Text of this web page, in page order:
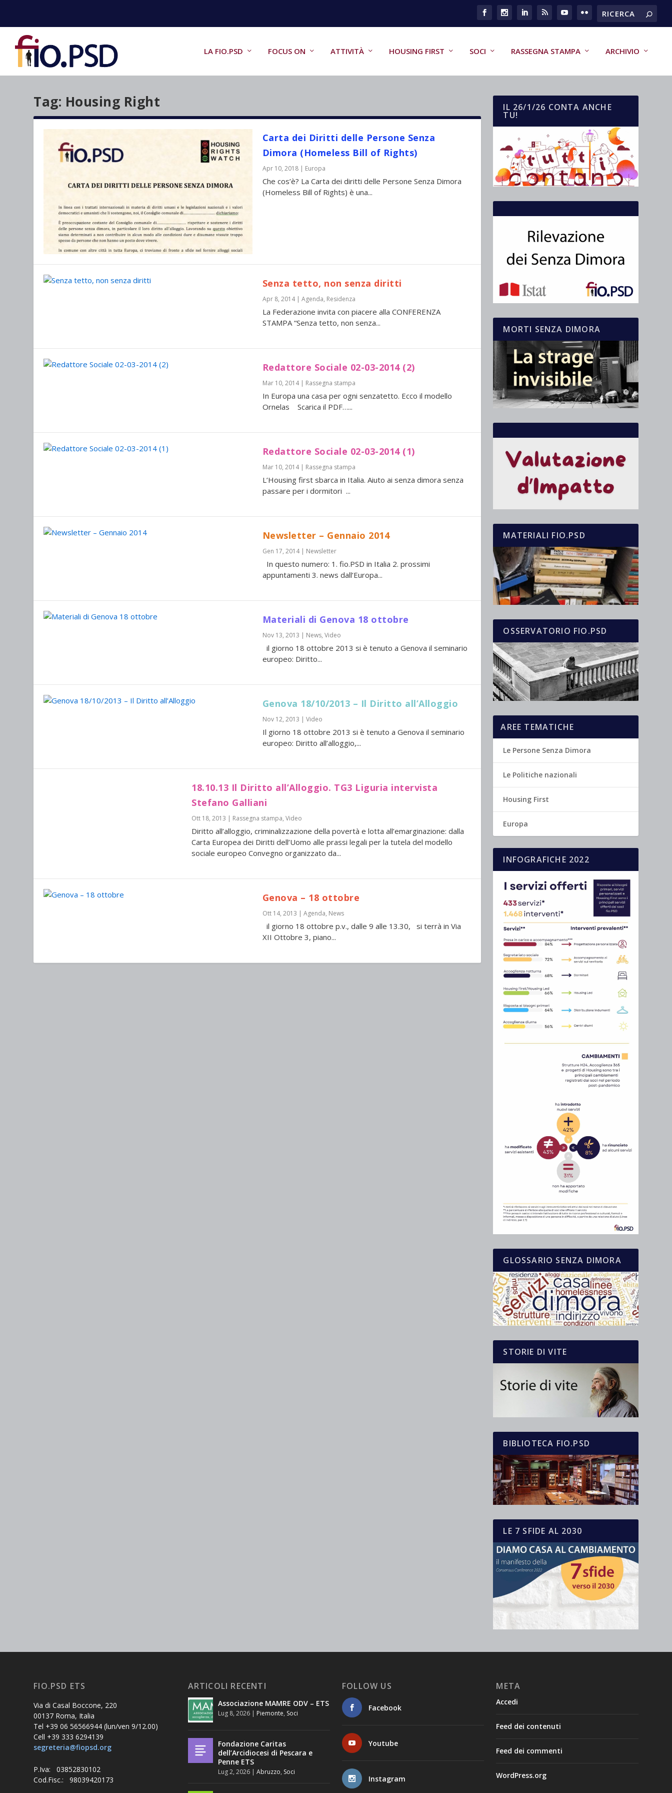
LA FIO.PSD FOCUS ON ATTIVITÀ HOUSING FIRST SOCI RASSEGNA STAMPA ARCHIVIO
Tag: Housing Right
Carta dei Diritti delle Persone Senza
Dimora (Homeless Bill of Rights)
Apr 10, 2018| Europa
Che cos’è? La Carta dei diritti delle Persone Senza Dimora
(Homeless Bill of Rights) è una...
Senza tetto, non senza diritti
Apr 8, 2014| Agenda, Residenza
La Federazione invita con piacere alla CONFERENZA
STAMPA “Senza tetto, non senza...
Redattore Sociale 02-03-2014 (2)
Mar 10, 2014| Rassegna stampa
In Europa una casa per ogni senzatetto. Ecco il modello
Ornelas Scarica il PDF…...
Redattore Sociale 02-03-2014 (1)
Mar 10, 2014| Rassegna stampa
L’Housing first sbarca in Italia. Aiuto ai senza dimora senza
passare per i dormitori ...
Newsletter – Gennaio 2014
Gen 17, 2014| Newsletter
In questo numero: 1. fio.PSD in Italia 2. prossimi
appuntamenti 3. news dall’Europa...
Materiali di Genova 18 ottobre
Nov 13, 2013 | News, Video
il giorno 18 ottobre 2013 si è tenuto a Genova il seminario
europeo: Diritto...
Genova 18/10/2013 – Il Diritto all’Alloggio
Nov 12, 2013 | Video
Il giorno 18 ottobre 2013 si è tenuto a Genova il seminario
europeo: Diritto all’alloggio,...
18.10.13 Il Diritto all’Alloggio. TG3 Liguria intervista
Stefano Galliani
Ott 18, 2013 | Rassegna stampa,Video
Diritto all’alloggio, criminalizzazione della povertà e lotta all’emarginazione: dalla
Carta Europea dei Diritti dell’Uomo alle prassi legali per la tutela del modello
sociale europeo Convegno organizzato da...
Genova – 18 ottobre
Ott 14, 2013 | Agenda, News
il giorno 18 ottobre p.v., dalle 9 alle 13.30, si terrà in Via
XII Ottobre 3, piano...
IL 26/1/26 CONTA ANCHE
TU!
MORTI SENZA DIMORA
MATERIALI FIO.PSD
OSSERVATORIO FIO.PSD
AREE TEMATICHE
Le Persone Senza Dimora
Le Politiche nazionali
Housing First
Europa
INFOGRAFICHE 2022
GLOSSARIO SENZA DIMORA
STORIE DI VITE
BIBLIOTECA FIO.PSD
LE 7 SFIDE AL 2030
FIO.PSD ETS
Via di Casal Boccone, 220
00137 Roma, Italia
Tel +39 06 56566944 (lun/ven 9/12.00)
Cell +39 333 6294139
segreteria@fiopsd.org
P.Iva: 03852830102
Cod.Fisc.: 98039420173
ARTICOLI RECENTI
Associazione MAMRE ODV – ETS
Lug 8, 2026| Piemonte, Soci
Fondazione Caritas
dell’Arcidiocesi di Pescara e
Penne ETS
Lug 2, 2026| Abruzzo, Soci
FOLLOW US
Facebook
Youtube
Instagram
META
Accedi
Feed dei contenuti
Feed dei commenti
WordPress.org